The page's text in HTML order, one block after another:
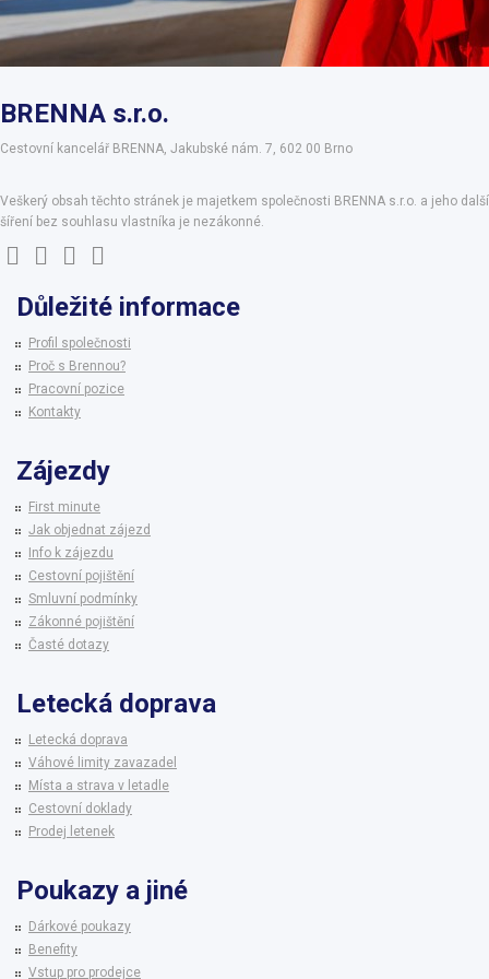
BRENNA s.r.o.
Cestovní kancelář BRENNA, Jakubské nám. 7, 602 00 Brno
Veškerý obsah těchto stránek je majetkem společnosti BRENNA s.r.o. a jeho další
šíření bez souhlasu vlastníka je nezákonné.
Důležité informace
Profil společnosti
Proč s Brennou?
Pracovní pozice
Kontakty
Zájezdy
First minute
Jak objednat zájezd
Info k zájezdu
Cestovní pojištění
Smluvní podmínky
Zákonné pojištění
Časté dotazy
Letecká doprava
Letecká doprava
Váhové limity zavazadel
Místa a strava v letadle
Cestovní doklady
Prodej letenek
Poukazy a jiné
Dárkové poukazy
Benefity
Vstup pro prodejce